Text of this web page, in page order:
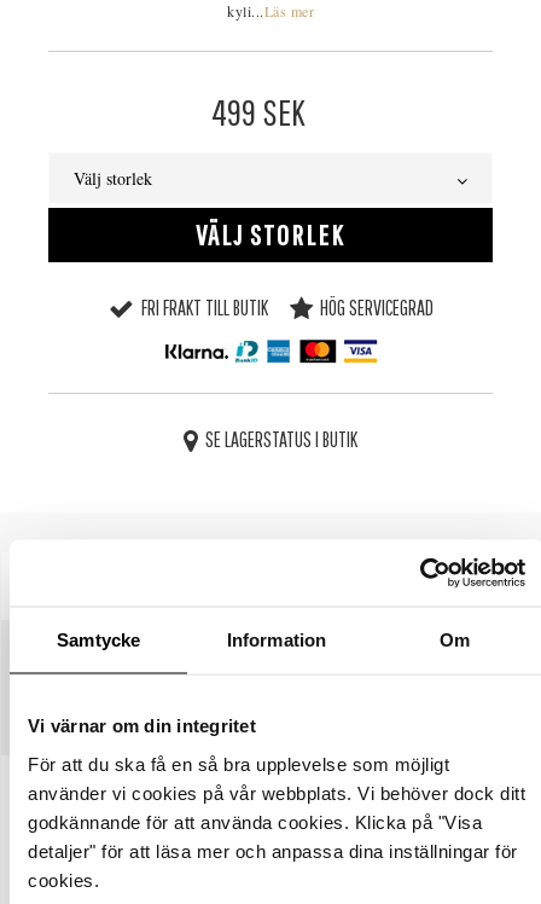
Samtycke Information Om
Vi värnar om din integritet
För att du ska få en så bra upplevelse som möjligt
använder vi cookies på vår webbplats. Vi behöver dock ditt
godkännande för att använda cookies. Klicka på "Visa
detaljer" för att läsa mer och anpassa dina inställningar för
cookies.
kyli...Läs mer
499 SEK
Välj storlek
VÄLJ STORLEK
FRI FRAKT TILL BUTIK HÖG SERVICEGRAD
SE LAGERSTATUS I BUTIK
SPECIFIKATIONER
SKÖTSELRÅD
STORLEKSGUIDE
Artikelnummer: 6351233
Canada Snows mjuka sotarmössa i varm ullmix. Mössan dekoreras
med en läderlabels detalj i matchande färg. Perfekt val för den